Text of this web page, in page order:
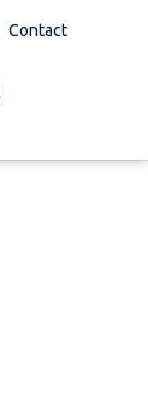
Contact